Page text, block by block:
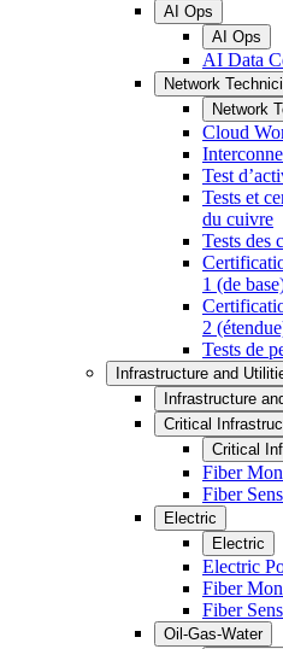
AI Ops
AI Ops
AI Data
Network
Network
Cloud
Test
Tests et
du cuivre
Tests des
1 (de
2
Tests de
Infrastructure and
Infrastructure
Critical
Critical
Fiber
Fiber
Electric
Electric
Electric
Fiber
Fiber
Oil-Gas-Water